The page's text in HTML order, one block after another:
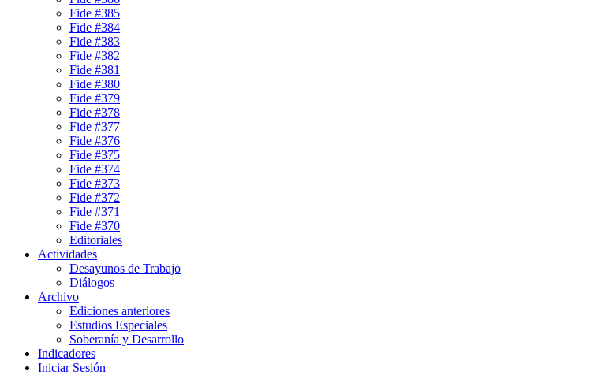
Fide #385
Fide #384
Fide #383
Fide #382
Fide #381
Fide #380
Fide #379
Fide #378
Fide #377
Fide #376
Fide #375
Fide #374
Fide #373
Fide #372
Fide #371
Fide #370
Editoriales
Actividades
Desayunos de Trabajo
Diálogos
Archivo
Ediciones anteriores
Estudios Especiales
Soberanía y Desarrollo
Indicadores
Iniciar Sesión